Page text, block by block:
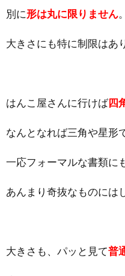
別に形は丸に限りません。
大きさにも特に制限はあ
はんこ屋さんに行けば四
なんとなれば三角や星形
一応フォーマルな書類に
あんまり奇抜なものには
大きさも、パッと見て普